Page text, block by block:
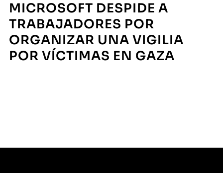
MICROSOFT DESPIDE A
TRABAJADORES POR
ORGANIZAR UNA VIGILIA
POR VÍCTIMAS EN GAZA